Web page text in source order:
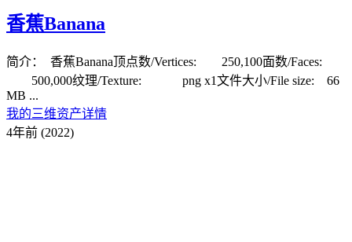
香蕉Banana
简介： 香蕉Banana顶点数/Vertices: 250,100面数/Faces:
500,000纹理/Texture: png x1文件大小/File size: 66
MB ...
我的三维资产详情
4年前 (2022)